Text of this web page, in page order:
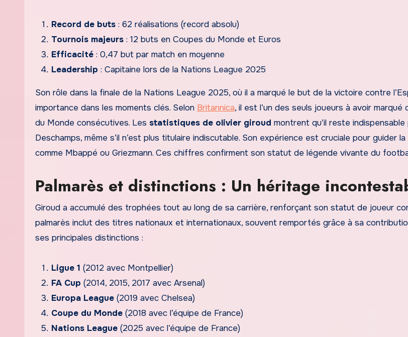
Record de buts : 62 réalisations (record absolu)
Tournois majeurs : 12 buts en Coupes du Monde et Euros
Efficacité : 0,47 but par match en moyenne
Leadership : Capitaine lors de la Nations League 2025
Son rôle dans la finale de la Nations League 2025, où il a marqué le but de la victoire contre
importance dans les moments clés. Selon Britannica, il est l’un des seuls joueurs à avoir marqué
du Monde consécutives. Les statistiques de olivier giroud montrent qu’il reste indispensable
Deschamps, même s’il n’est plus titulaire indiscutable. Son expérience est cruciale pour guider
comme Mbappé ou Griezmann. Ces chiffres confirment son statut de légende vivante du
Palmarès et distinctions : Un héritage
Giroud a accumulé des trophées tout au long de sa carrière, renforçant son statut de joueur
palmarès inclut des titres nationaux et internationaux, souvent remportés grâce à sa
ses principales distinctions :
Ligue 1 (2012 avec Montpellier)
FA Cup (2014, 2015, 2017 avec Arsenal)
Europa League (2019 avec Chelsea)
Coupe du Monde (2018 avec l’équipe de France)
Nations League (2025 avec l’équipe de France)